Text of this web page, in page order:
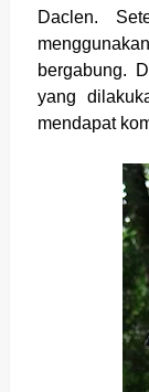
Daclen.
menggunakan
bergabung.
yang
mendapat